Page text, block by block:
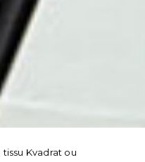
Kvadrat ou